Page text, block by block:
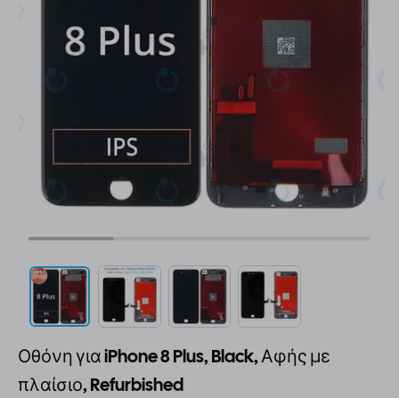
Οθόνη για iPhone 8 Plus, Black, Αφής με
πλαίσιο, Refurbished